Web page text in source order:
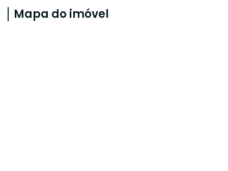
Mapa do imóvel